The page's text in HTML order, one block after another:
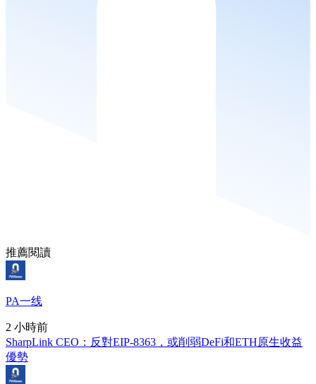
推薦閱讀
PA一线
2 小時前
SharpLink CEO：反對EIP-8363，或削弱DeFi和ETH原生收益
優勢